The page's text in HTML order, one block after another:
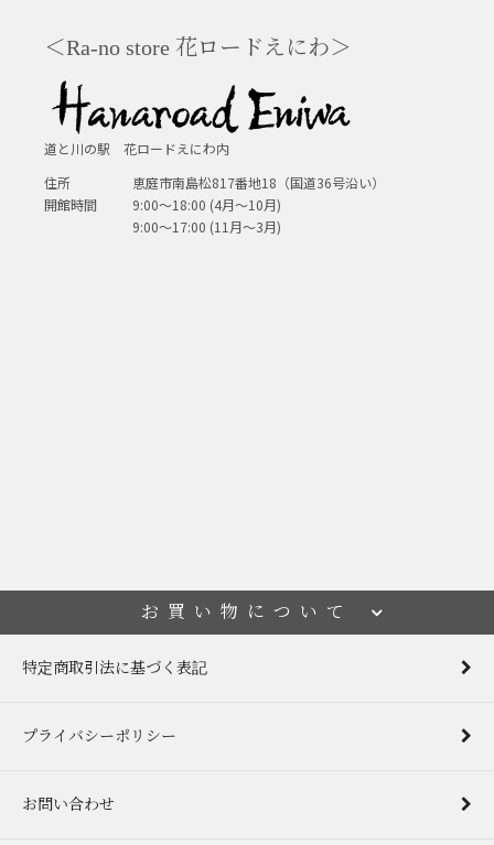
＜Ra-no store 花ロードえにわ＞
道と川の駅 花ロードえにわ内
住所
恵庭市南島松817番地18（国道36号沿い）
開館時間
9:00～18:00 (4月～10月)
9:00～17:00 (11月～3月)
お買い物について
特定商取引法に基づく表記
プライバシーポリシー
お問い合わせ